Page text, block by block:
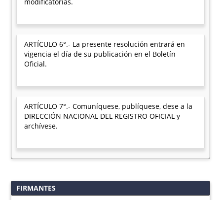
ARTÍCULO 6°.- La presente resolución entrará en
vigencia el día de su publicación en el Boletín
Oficial.
ARTÍCULO 7°.- Comuníquese, publíquese, dese a la
DIRECCIÓN NACIONAL DEL REGISTRO OFICIAL y
archívese.
FIRMANTES